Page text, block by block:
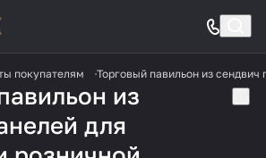
покупателям Торговый павильон из сендвич
из
для